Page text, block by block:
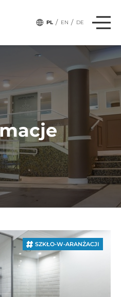
PL / EN / DE
SZKŁO-W-ARANŻACJI